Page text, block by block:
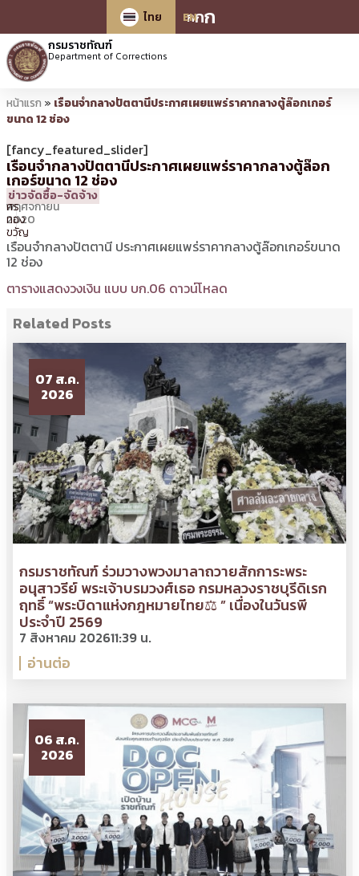
กกก
ไทย
EN
กรมราชทัณฑ์
Department of Corrections
หน้าแรก » เรือนจำกลางปัตตานีประกาศเผยแพร่ราคากลางตู้ล๊อกเกอร์
ขนาด 12 ช่อง
[fancy_featured_slider]
เรือนจำกลางปัตตานีประกาศเผยแพร่ราคากลางตู้ล๊อก
เกอร์ขนาด 12 ช่อง
12
พฤศจิกายน
2020
10:59 น.
โดย
วินัย
ศรี
ทอง
ขวัญ
ข่าวจัดซื้อ-จัดจ้าง
เรือนจำกลางปัตตานี ประกาศเผยแพร่ราคากลางตู้ล๊อกเกอร์ขนาด
12 ช่อง
ตารางแสดงวงเงิน แบบ บก.06 ดาวน์โหลด
Related Posts
07 ส.ค.
2026
กรมราชทัณฑ์ ร่วมวางพวงมาลาถวายสักการะพระ
อนุสาวรีย์ พระเจ้าบรมวงศ์เธอ กรมหลวงราชบุรีดิเรก
ฤทธิ์ “พระบิดาแห่งกฎหมายไทย⚖ ” เนื่องในวันรพี
ประจำปี 2569
7 สิงหาคม 202611:39 น.
อ่านต่อ
06 ส.ค.
2026